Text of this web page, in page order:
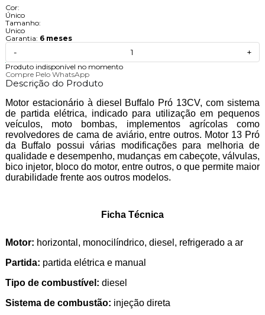
Cor:
Único
Tamanho:
Unico
Garantia: 6 meses
- +
Produto indisponível no momento
Compre Pelo WhatsApp
Descrição do Produto
Motor estacionário à diesel Buffalo Pró 13CV, com sistema
de partida elétrica, indicado para utilização em pequenos
veículos, moto bombas, implementos agrícolas como
revolvedores de cama de aviário, entre outros. Motor 13 Pró
da Buffalo possui várias modificações para melhoria de
qualidade e desempenho, mudanças em cabeçote, válvulas,
bico injetor, bloco do motor, entre outros, o que permite maior
durabilidade frente aos outros modelos.
Ficha Técnica
Motor: horizontal, monocilíndrico, diesel, refrigerado a ar
Partida: partida elétrica e manual
Tipo de combustível: diesel
Sistema de combustão: injeção direta